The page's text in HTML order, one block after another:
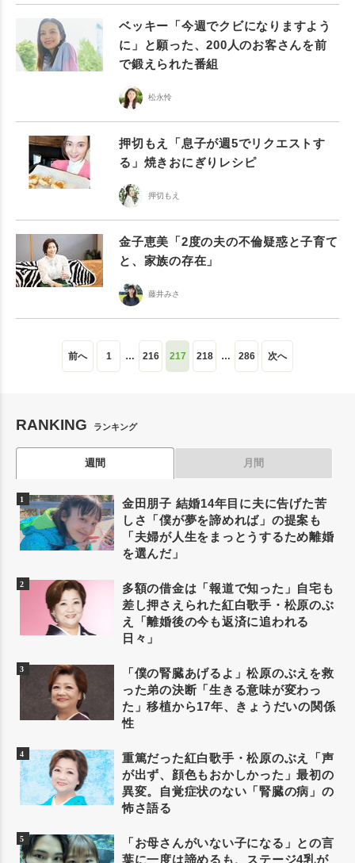
ベッキー「今週でクビになりますよう
に」と願った、200人のお客さんを前
で鍛えられた番組
松永怜
押切もえ「息子が週5でリクエストす
る」焼きおにぎりレシピ
押切もえ
金子恵美「2度の夫の不倫疑惑と子育て
と、家族の存在」
藤井みさ
前へ 1 … 216 217 218 … 286 次へ
RANKING ランキング
週間 月間
金田朋子 結婚14年目に夫に告げた苦
しさ「僕が夢を諦めれば」の提案も
「夫婦が人生をまっとうするため離婚
を選んだ」
多額の借金は「報道で知った」自宅も
差し押さえられた紅白歌手・松原のぶ
え「離婚後の今も返済に追われる
日々」
「僕の腎臓あげるよ」松原のぶえを救
った弟の決断「生きる意味が変わっ
た」移植から17年、きょうだいの関係
性
重篤だった紅白歌手・松原のぶえ「声
が出ず、顔色もおかしかった」最初の
異変。自覚症状のない「腎臓の病」の
怖さ語る
「お母さんがいない子になる」との言
葉に一度は諦めるも、ステージ4乳が